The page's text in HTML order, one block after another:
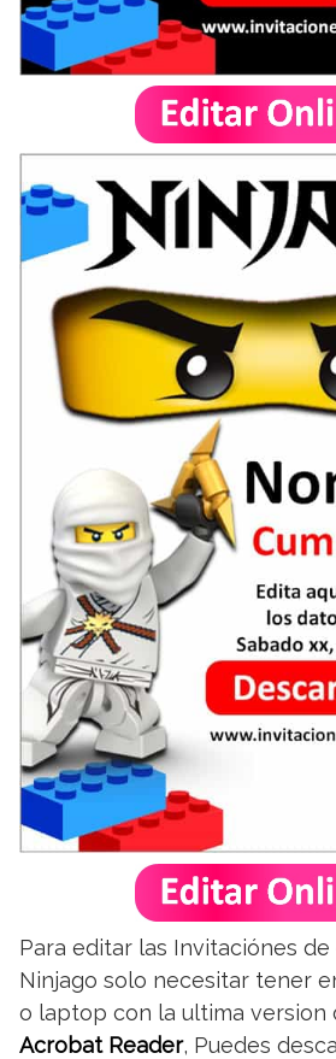
Para editar las Invitaciónes
Ninjago solo necesitar tener
o laptop con la ultima version
Acrobat Reader, Puedes